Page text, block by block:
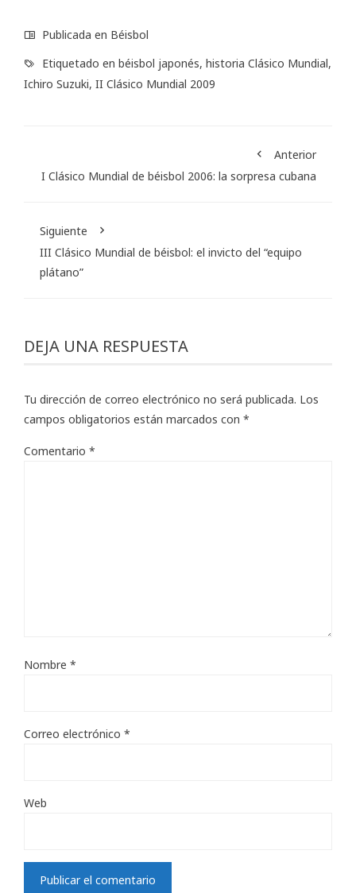
Publicada en Béisbol
Etiquetado en béisbol japonés, historia Clásico Mundial,
Ichiro Suzuki, II Clásico Mundial 2009
Anterior
I Clásico Mundial de béisbol 2006: la sorpresa cubana
Siguiente
III Clásico Mundial de béisbol: el invicto del “equipo
plátano”
DEJA UNA RESPUESTA
Tu dirección de correo electrónico no será publicada. Los
campos obligatorios están marcados con *
Comentario *
Nombre *
Correo electrónico *
Web